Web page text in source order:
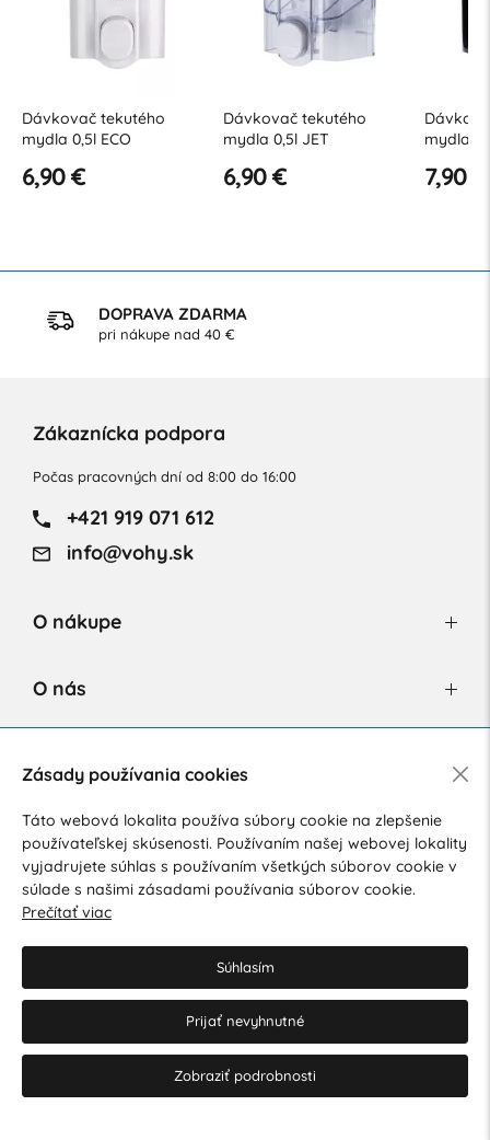
Dávkovač tekutého
mydla 0,5l ECO
6,90 €
Dávkovač tekutého
mydla 0,5l JET
6,90 €
mydla
7,90 €
DOPRAVA ZDARMA
pri nákupe nad 40 €
Zákaznícka podpora
Počas pracovných dní od 8:00 do 16:00
+421 919 071 612
info@vohy.sk
O nákupe
O nás
Súhlasím so spracovaním osobných údajov pre marketingové
účely.Zásady ochrany osobných údajov.
Upraviť nastavenia Cookies
Web dizajn: MARLOW DESIGN
Zásady používania cookies
Táto webová lokalita používa súbory cookie na zlepšenie
používateľskej skúsenosti. Používaním našej webovej lokality
vyjadrujete súhlas s používaním všetkých súborov cookie v
súlade s našimi zásadami používania súborov cookie.
Prečítať viac
Súhlasím
Prijať nevyhnutné
Zobraziť podrobnosti